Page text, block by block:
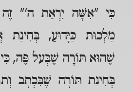
כִּי "אִשָּׁה יִרְאַת ה'" זֶה
מַלְכוּת כַּיָּדוּעַ, בְּחִינַת
שֶׁהוּא תּוֹרָה שֶׁבְּעַל פֶּה,
בְּחִינַת תּוֹרָה שֶׁבִּכְתָב